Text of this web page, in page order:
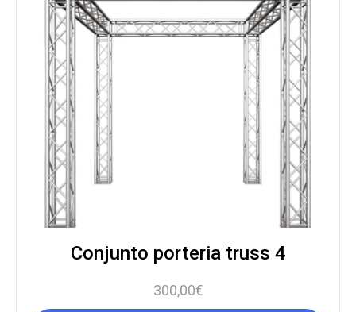
Conjunto porteria truss 4
300,00€